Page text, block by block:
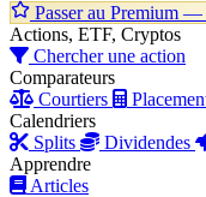
Passer au Premium —
Actions, ETF, Cryptos
Chercher une action
Comparateurs
Courtiers
Calendriers
Splits
Dividendes
Apprendre
Articles